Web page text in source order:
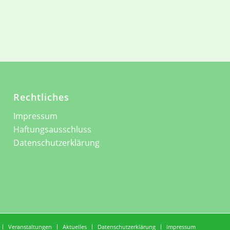
Rechtliches
Impressum
Haftungsausschluss
Datenschutzerklärung
Veranstaltungen Aktuelles Datenschutzerklärung Impressum